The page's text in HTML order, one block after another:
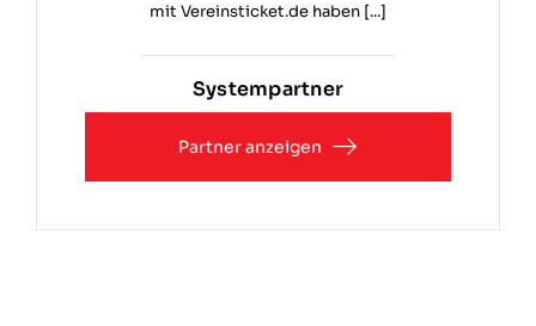
mit Vereinsticket.de haben [...]
Systempartner
Partner anzeigen